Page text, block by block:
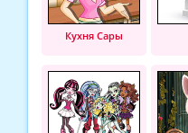
Кухня Сары